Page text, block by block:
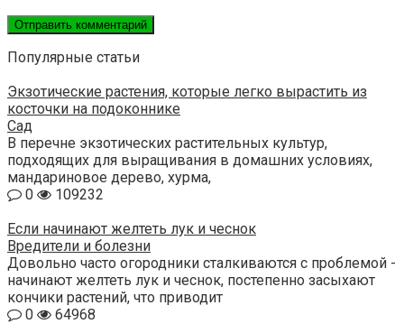
Популярные статьи
Экзотические растения, которые легко вырастить из
косточки на подоконнике
Сад
В перечне экзотических растительных культур,
подходящих для выращивания в домашних условиях,
мандариновое дерево, хурма,
0
109232
Если начинают желтеть лук и чеснок
Вредители и болезни
Довольно часто огородники сталкиваются с проблемой -
начинают желтеть лук и чеснок, постепенно засыхают
кончики растений, что приводит
0
64968